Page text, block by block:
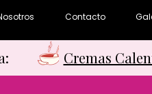
Contacto
Cremas